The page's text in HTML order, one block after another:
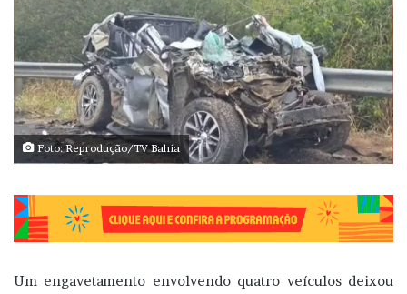
Foto: Reprodução/TV Bahia
Um engavetamento envolvendo quatro veículos deixou